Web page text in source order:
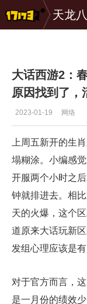
天龙
专区_《大话
大话西游2：
原因找到了，
2023-01-19 网络
上周五新开的生
塌糊涂。小编感
开服两个小时之
钟就排进去。相
天的火爆，这个
道原来大话玩新
发组心理应该是
对于官方而言，
是一月份的绩效